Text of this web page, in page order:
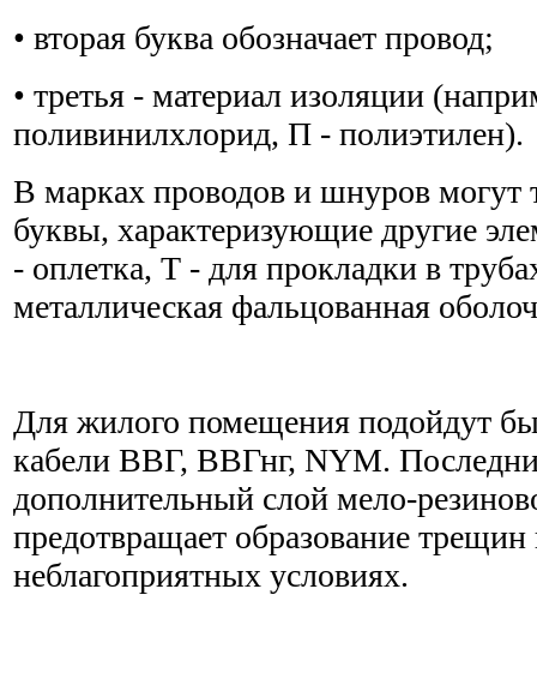
• вторая буква обозначает провод;
• третья - материал изоляции
поливинилхлорид, П - полиэтилен).
В марках проводов и шнуров могут
буквы, характеризующие другие
- оплетка, Т - для прокладки в
металлическая фальцованная
Для жилого помещения подойдут
кабели ВВГ, ВВГнг, NYM.
дополнительный слой мело-
предотвращает образование трещин
неблагоприятных условиях.